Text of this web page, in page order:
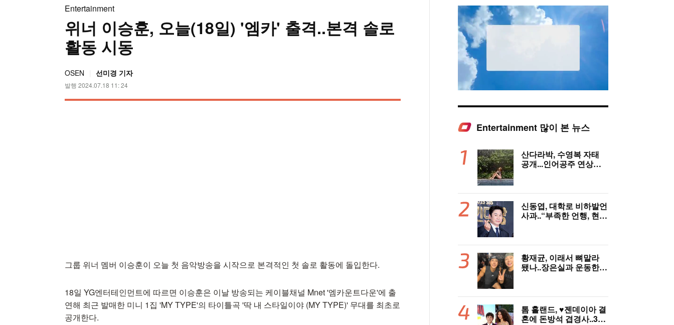
Entertainment
위너 이승훈, 오늘(18일) '엠카' 출격..본격 솔로
활동 시동
OSEN 선미경 기자
발행 2024.07.18 11: 24
그룹 위너 멤버 이승훈이 오늘 첫 음악방송을 시작으로 본격적인 첫 솔로 활동에 돌입한다.
18일 YG엔터테인먼트에 따르면 이승훈은 이날 방송되는 케이블채널 Mnet '엠카운트다운'에 출
연해 최근 발매한 미니 1집 'MY TYPE'의 타이틀곡 '딱 내 스타일이야 (MY TYPE)' 무대를 최초로
공개한다.
Mute
Entertainment 많이 본 뉴스
산다라박, 수영복 자태
공개...인어공주 연상케
신동엽, 대학로 비하발언
사과..“부족한 언행, 현장
황재균, 이래서 뼈말라
됐나..장은실과 운동한
톰 홀랜드, ♥︎젠데이아 결
혼에 돈방석 겹경사..350